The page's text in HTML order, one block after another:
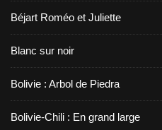
Béjart Roméo et Juliette
Blanc sur noir
Bolivie : Arbol de Piedra
Bolivie-Chili : En grand large